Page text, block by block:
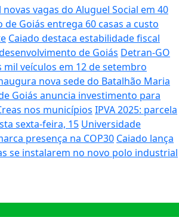
vagas do Aluguel Social em 40
de Goiás entrega 60 casas a custo
Caiado destaca estabilidade fiscal
de Goiás Detran-GO
mil veículos em 12 de setembro
nova sede do Batalhão Maria
Goiás anuncia investimento para
nos municípios IPVA 2025: parcela
sexta-feira, 15 Universidade
presença na COP30 Caiado lança
se instalarem no novo polo industrial